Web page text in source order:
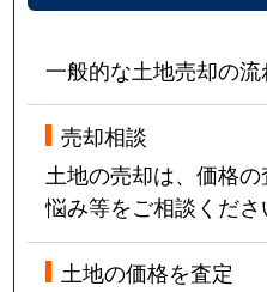
一般的な土地売却の流
売却相談
土地の売却は、価格
悩み等をご相談くださ
土地の価格を査定